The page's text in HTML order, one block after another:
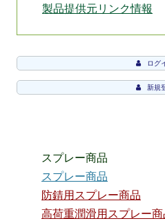
製品提供元リンク情報
ログ
新規
スプレー商品
スプレー商品
防錆用スプレー商品
高荷重潤滑用スプレー商